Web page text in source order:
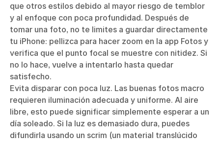
que otros estilos debido al mayor riesgo de temblor
y al enfoque con poca profundidad. Después de
tomar una foto, no te limites a guardar directamente
tu iPhone: pellizca para hacer zoom en la app Fotos y
verifica que el punto focal se muestre con nitidez. Si
no lo hace, vuelve a intentarlo hasta quedar
satisfecho.
Evita disparar con poca luz. Las buenas fotos macro
requieren iluminación adecuada y uniforme. Al aire
libre, esto puede significar simplemente esperar a un
día soleado. Si la luz es demasiado dura, puedes
difundirla usando un scrim (un material translúcido